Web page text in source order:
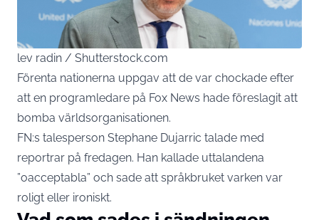
lev radin / Shutterstock.com
Förenta nationerna uppgav att de var chockade efter
att en programledare på Fox News hade föreslagit att
bomba världsorganisationen.
FN:s talesperson Stephane Dujarric talade med
reportrar på fredagen. Han kallade uttalandena
”oacceptabla” och sade att språkbruket varken var
roligt eller ironiskt.